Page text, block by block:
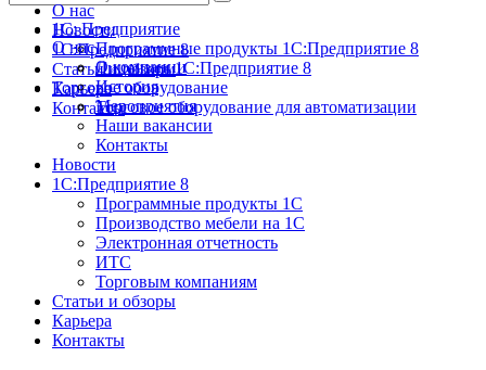
О нас
Новости
1С:Предприятие 8
Статьи и обзоры
Карьера
Контакты
1С: Предприятие
Программные продукты 1С:Предприятие 8
Лицензии 1С:Предприятие 8
Торговое оборудование
Торговое оборудование для автоматизации
О нас
О компании
История
Мероприятия
Наши вакансии
Контакты
Новости
1С:Предприятие 8
Программные продукты 1С
Производство мебели на 1С
Электронная отчетность
ИТС
Торговым компаниям
Статьи и обзоры
Карьера
Контакты